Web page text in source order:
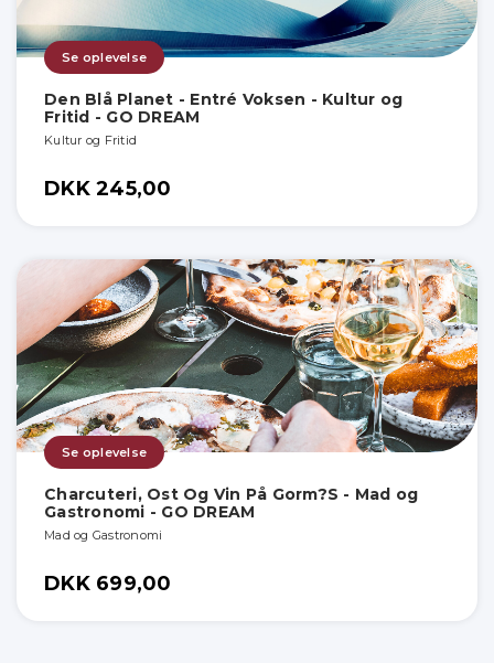
Se oplevelse
Den Blå Planet - Entré Voksen - Kultur og
Fritid - GO DREAM
Kultur og Fritid
DKK 245,00
Se oplevelse
Charcuteri, Ost Og Vin På Gorm?S - Mad og
Gastronomi - GO DREAM
Mad og Gastronomi
DKK 699,00